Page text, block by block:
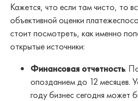
Кажется, что если там чисто, то
объективной оценки
стоит посмотреть, как именно
открытые источники:
Финансовая отчетность.
опозданием до 12 месяцев.
году бизнес сегодня может